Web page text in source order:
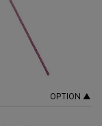
OPTION ▲